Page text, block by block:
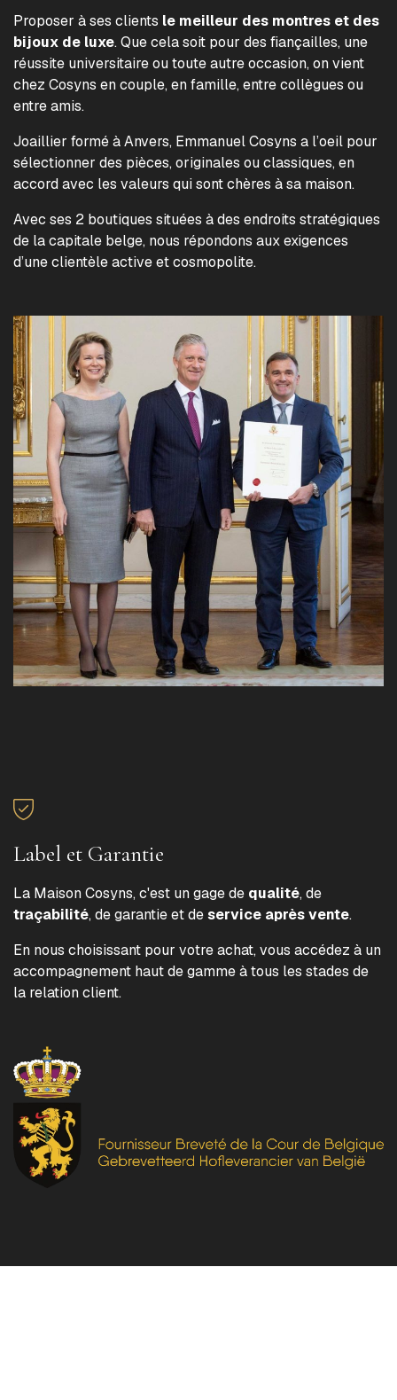
Proposer à ses clients le meilleur des montres et des
bijoux de luxe. Que cela soit pour des fiançailles, une
réussite universitaire ou toute autre occasion, on vient
chez Cosyns en couple, en famille, entre collègues ou
entre amis.
Joaillier formé à Anvers, Emmanuel Cosyns a l’oeil pour
sélectionner des pièces, originales ou classiques, en
accord avec les valeurs qui sont chères à sa maison.
Avec ses 2 boutiques situées à des endroits stratégiques
de la capitale belge, nous répondons aux exigences
d’une clientèle active et cosmopolite.
Label et Garantie
La Maison Cosyns, c'est un gage de qualité, de
traçabilité, de garantie et deservice après vente.
En nous choisissant pour votre achat, vous accédez à un
accompagnement haut de gamme à tous les stades de
la relation client.